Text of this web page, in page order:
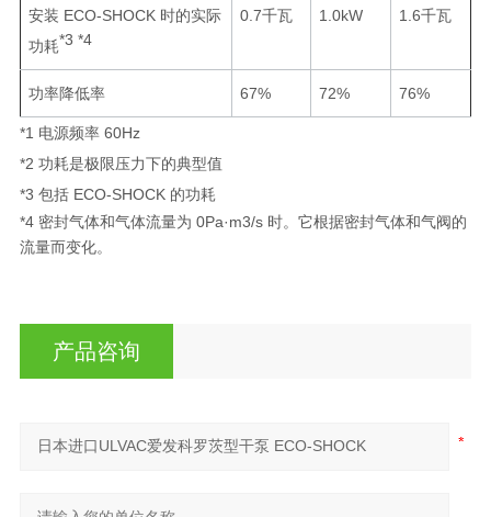
安装 ECO-SHOCK 时的实际
功耗*3 *4
0.7千瓦 1.0kW 1.6千瓦
功率降低率 67% 72% 76%
*1 电源频率 60Hz
*2 功耗是极限压力下的典型值
*3 包括 ECO-SHOCK 的功耗
*4 密封气体和气体流量为 0Pa·m3/s 时。它根据密封气体和气阀的
流量而变化。
产品咨询